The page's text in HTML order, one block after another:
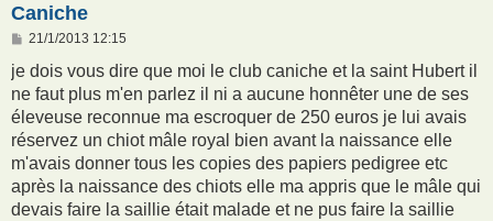
Caniche
M
s
a
g
e
21/1/2013 12:15
je dois vous dire que moi le club caniche et la saint Hubert il
ne faut plus m'en parlez il ni a aucune honnêter une de ses
éleveuse reconnue ma escroquer de 250 euros je lui avais
réservez un chiot mâle royal bien avant la naissance elle
m'avais donner tous les copies des papiers pedigree etc
après la naissance des chiots elle ma appris que le mâle qui
devais faire la saillie était malade et ne pus faire la saillie